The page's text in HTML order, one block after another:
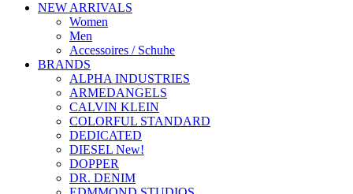
NEW ARRIVALS
Women
Men
Accessoires / Schuhe
BRANDS
ALPHA INDUSTRIES
ARMEDANGELS
CALVIN KLEIN
COLORFUL STANDARD
DEDICATED
DIESEL New!
DOPPER
DR. DENIM